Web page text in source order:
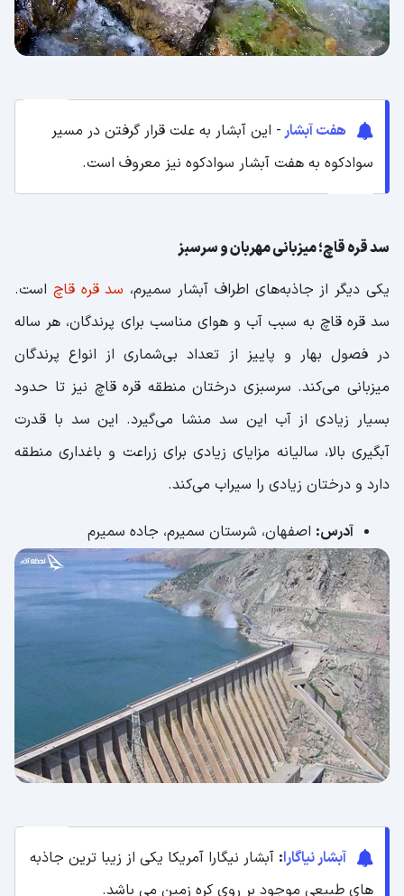
هفت آبشار- این آبشار به علت قرار گرفتن در مسیر
سوادکوه به هفت آبشار سوادکوه نیز معروف است.
سد قره قاچ؛ میزبانی مهربان و سرسبز
یکی دیگر از جاذبه‌های اطراف آبشار سمیرم، سد قره قاچ است.
سد قره قاچ به سبب آب و هوای مناسب برای پرندگان، هر ساله
در فصول بهار و پاییز از تعداد بی‌شماری از انواع پرندگان
میزبانی می‌کند. سرسبزی درختان منطقه قره قاچ نیز تا حدود
بسیار زیادی از آب این سد منشا می‌گیرد. این سد با قدرت
آبگیری بالا، سالیانه مزایای زیادی برای زراعت و باغداری منطقه
دارد و درختان زیادی را سیراب می‌کند.
آدرس: اصفهان، شرستان سمیرم، جاده سمیرم
آبشار نیاگارا: آبشار نیگارا آمریکا یکی از زیبا ترین جاذبه
های طبیعی موجود بر روی کره زمین می باشد.